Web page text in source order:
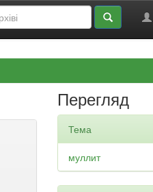
Перегляд
Тема
муллит